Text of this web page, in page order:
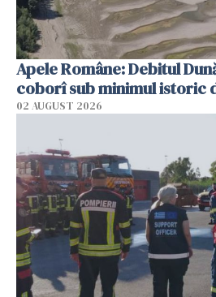
Apele Române: Debitul
coborî sub minimul istoric
02 AUGUST 2026